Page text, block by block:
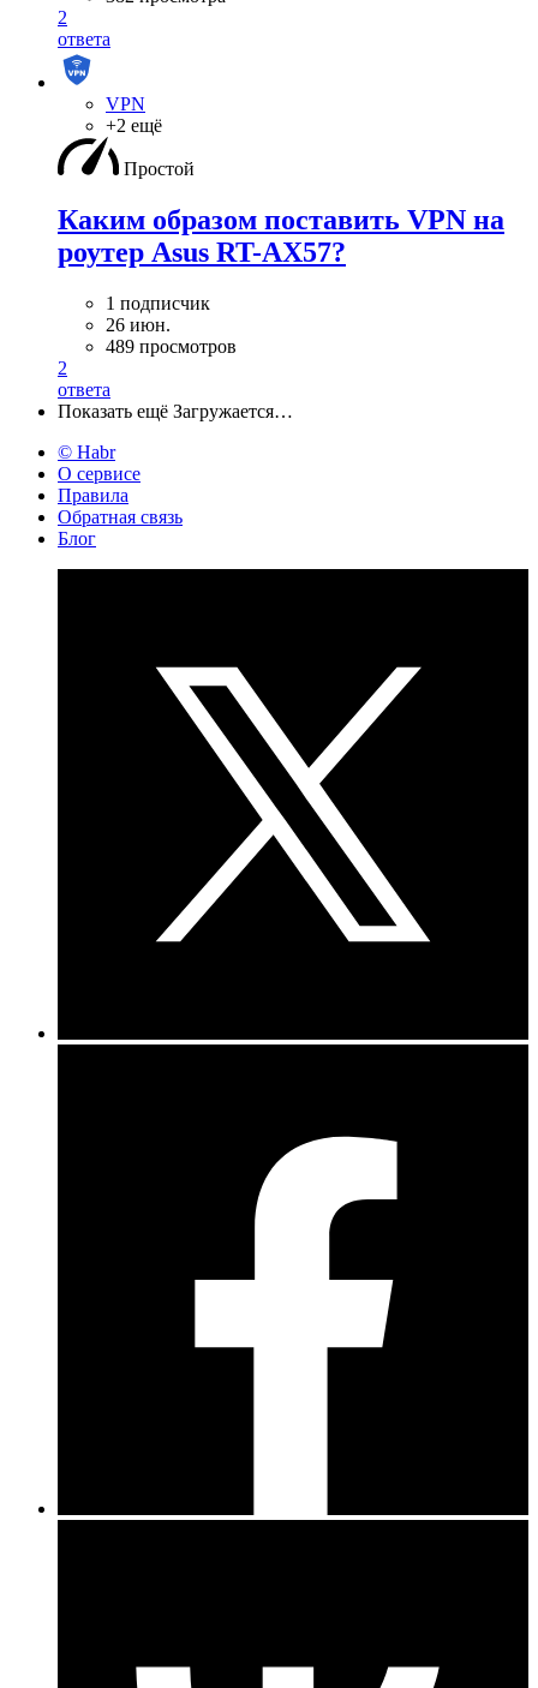
2
ответа
VPN
+2 ещё
Простой
Каким образом поставить VPN на
роутер Asus RT-AX57?
1 подписчик
26 июн.
489 просмотров
2
ответа
Показать ещё Загружается…
© Habr
О сервисе
Правила
Обратная связь
Блог